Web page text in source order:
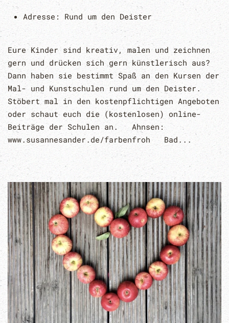
Adresse: Rund um den Deister
Eure Kinder sind kreativ, malen und zeichnen
gern und drücken sich gern künstlerisch aus?
Dann haben sie bestimmt Spaß an den Kursen der
Mal- und Kunstschulen rund um den Deister.
Stöbert mal in den kostenpflichtigen Angeboten
oder schaut euch die (kostenlosen) online-
Beiträge der Schulen an. Ahnsen:
www.susannesander.de/farbenfroh Bad...